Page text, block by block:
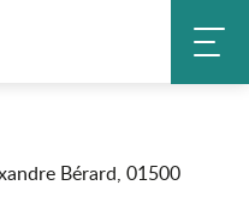
Bérard, 01500